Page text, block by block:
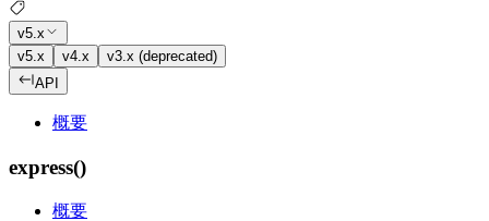
v5.x
v5.x
v4.x
v3.x (deprecated)
API
概要
express()
概要